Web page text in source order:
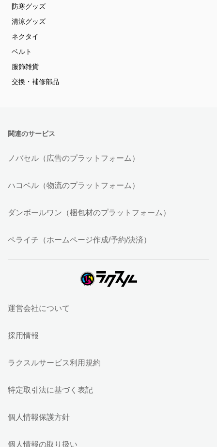
防寒グッズ
清涼グッズ
ネクタイ
ベルト
服飾雑貨
交換・補修部品
関連のサービス
ノバセル（広告のプラットフォーム）
ハコベル（物流のプラットフォーム）
ダンボールワン（梱包材のプラットフォーム）
ペライチ（ホームページ作成/予約/決済）
運営会社について
採用情報
ラクスルサービス利用規約
特定取引法に基づく表記
個人情報保護方針
個人情報の取り扱い